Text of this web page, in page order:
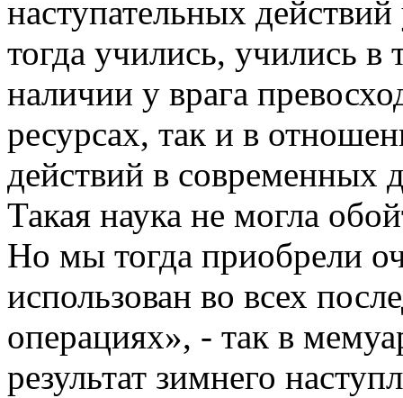
наступательных
тогда учились, учились в
наличии у врага
ресурсах, так и в
действий в современных
Такая наука не могла
Но мы тогда приобрели
использован во всех
операциях», - так в
результат зимнего